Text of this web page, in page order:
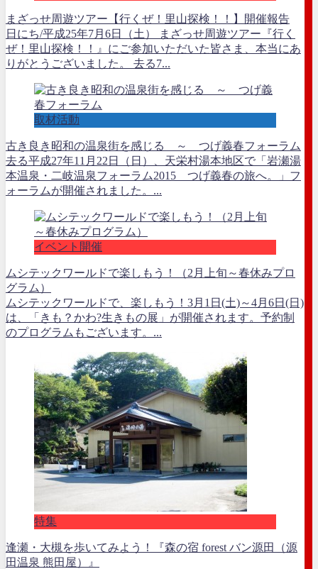
まざっせ周遊ツアー【行くぜ！里山探検！！】開催報告
日にち/平成25年7月6日（土） まざっせ周遊ツアー『行く
ぜ！里山探検！！』にご参加いただいた皆さま、本当にあ
りがとうございました。 去る7...
取材活動
古き良き昭和の温泉街を感じる ～ つげ義春フォーラム
去る平成27年11月22日（日）、天栄村湯本地区で「岩瀬湯
本温泉・二岐温泉フォーラム2015 つげ義春の旅へ。」フ
ォーラムが開催されました。...
イベント開催
ムシテックワールドで楽しもう！（2月上旬～春休みプロ
グラム）
ムシテックワールドで、楽しもう！3月1日(土)～4月6日(日)
は、「きも？かわ?生きもの展」が開催されます。予約制
のプログラムもございます。...
特集
逢瀬・大槻を歩いてみよう！『森の宿 forest バン源田（源
田温泉 熊田屋）』